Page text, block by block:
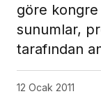
göre
sunumlar,
tarafından
12 Ocak 2011